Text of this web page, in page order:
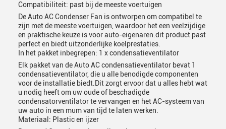
Compatibiliteit: past bij de meeste voertuigen
De Auto AC Condenser Fan is ontworpen om compatibel te
zijn met de meeste voertuigen, waardoor het een veelzijdige
en praktische keuze is voor auto-eigenaren.dit product past
perfect en biedt uitzonderlijke koelprestaties.
In het pakket inbegrepen: 1 x condensatieventilator
Elk pakket van de Auto AC condensatieventilator bevat 1
condensatieventilator, die u alle benodigde componenten
voor de installatie biedt.Dit zorgt ervoor dat u alles hebt wat
u nodig heeft om uw oude of beschadigde
condensatorventilator te vervangen en het AC-systeem van
uw auto in een mum van tijd te laten werken.
Materiaal: Plastic en ijzer